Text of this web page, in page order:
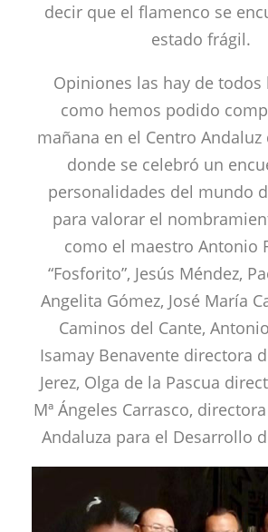
decir que el flamenco se
estado frágil.
Opiniones las hay de todos
como hemos podido
mañana en el Centro Andaluz
donde se celebró un
personalidades del mundo
para valorar el
como el maestro Antonio
“Fosforito”, Jesús Méndez,
Angelita Gómez, José María
Caminos del Cante,
Isamay Benavente directora
Jerez, Olga de la Pascua
Mª Ángeles Carrasco,
Andaluza para el Desarrollo